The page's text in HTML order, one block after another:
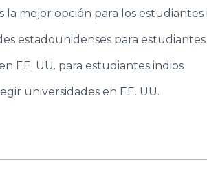
la mejor opción para los estudiantes
estadounidenses para
EE. UU. para estudiantes indios
universidades en EE. UU.